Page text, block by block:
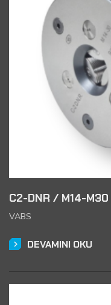
C2-DNR / M14-
VABS
DEVAMINI OKU